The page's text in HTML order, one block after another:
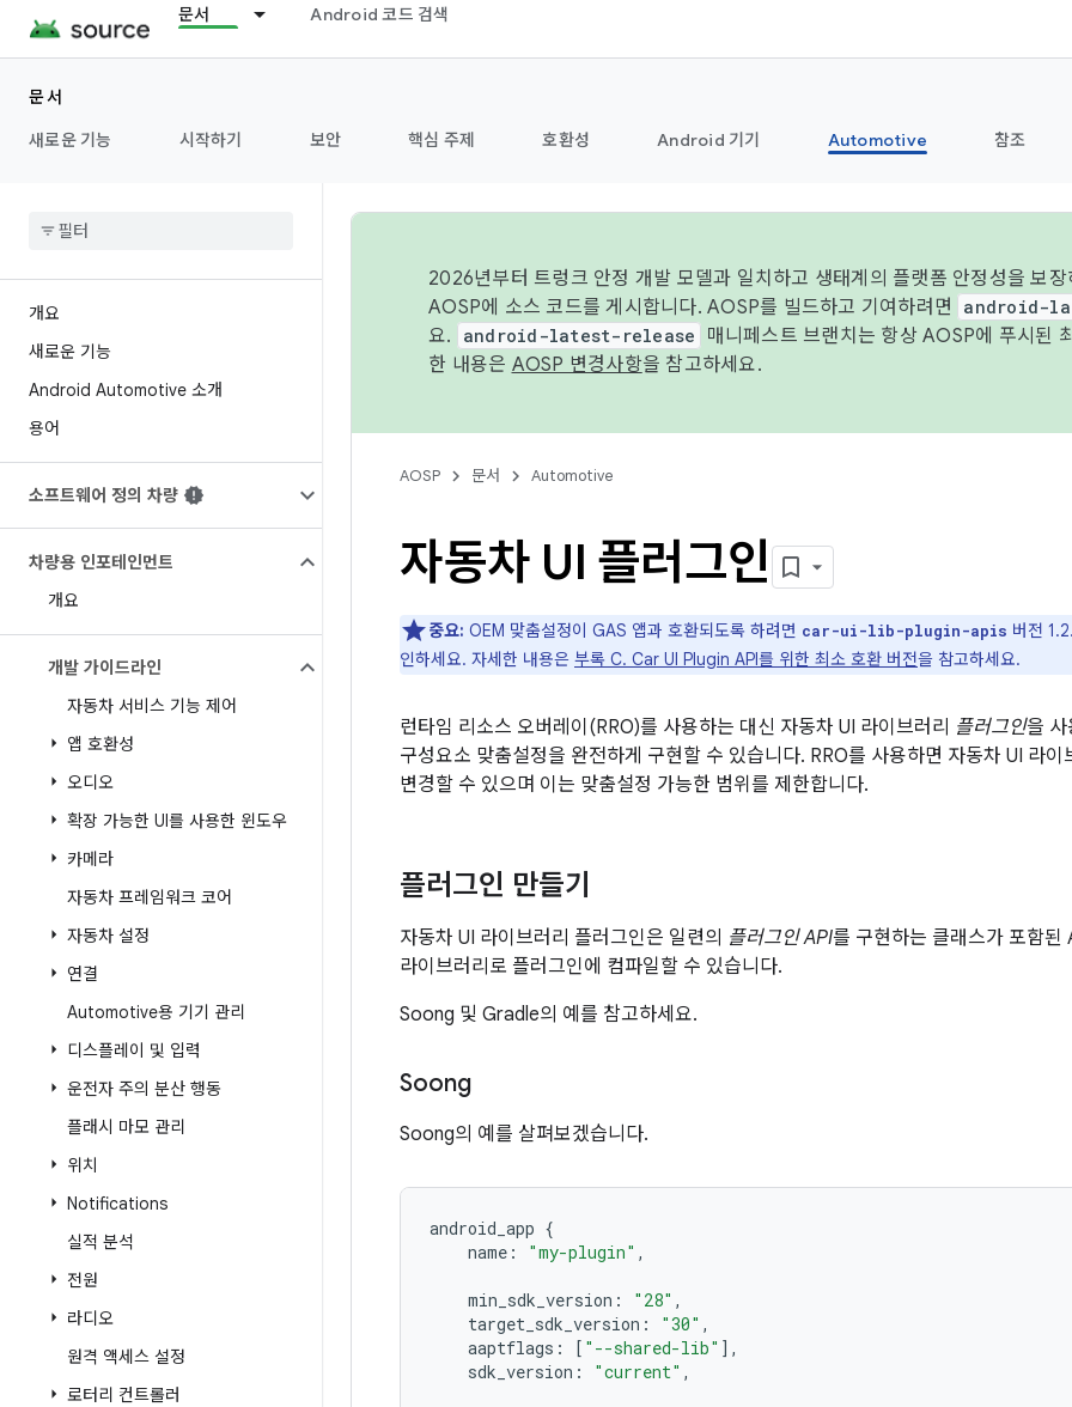
문서 Android 코드 검색
문서
새로운 기능
시작하기 보안 핵심 주제 호환성 Android 기기 Automotive 참조
개요
새로운 기능
Android Automotive 소개
용어
소프트웨어 정의 차량
차량용 인포테인먼트
개요
개발 가이드라인
자동차 서비스 기능 제어
앱 호환성
오디오
확장 가능한 UI를 사용한 윈도우
카메라
자동차 프레임워크 코어
자동차 설정
연결
Automotive용 기기 관리
디스플레이 및 입력
운전자 주의 분산 행동
플래시 마모 관리
위치
Notifications
실적 분석
전원
라디오
원격 액세스 설정
로터리 컨트롤러
2026년부터 트렁크 안정 개발 모델과 일치하고 생태계의 플랫폼 안정성을 보
AOSP에 소스 코드를 게시합니다. AOSP를 빌드하고 기여하려면
android-
요. android-latest-release
매니페스트 브랜치는 항상 AOSP에 푸시된
한 내용은 AOSP 변경사항을 참고하세요.
AOSP 문서 Automotive
자동차 UI 플러그인
중요: OEM 맞춤설정이 GAS 앱과 호환되도록 하려면 car-ui-lib-plugin-apis 버전
인하세요. 자세한 내용은 부록 C. Car UI Plugin API를 위한 최소 호환 버전을 참고하세요.
런타임 리소스 오버레이(RRO)를 사용하는 대신 자동차 UI 라이브러리 플러그인을 사
구성요소 맞춤설정을 완전하게 구현할 수 있습니다. RRO를 사용하면 자동차 UI 라
변경할 수 있으며 이는 맞춤설정 가능한 범위를 제한합니다.
플러그인 만들기
자동차 UI 라이브러리 플러그인은 일련의 플러그인 API를 구현하는 클래스가 포함된
라이브러리로 플러그인에 컴파일할 수 있습니다.
Soong 및 Gradle의 예를 참고하세요.
Soong
Soong의 예를 살펴보겠습니다.
android_app {
name : "my-plugin" ,
min_sdk_version : "28" ,
target_sdk_version : "30" ,
aaptflags : [ "--shared-lib" ],
sdk_version : "current" ,